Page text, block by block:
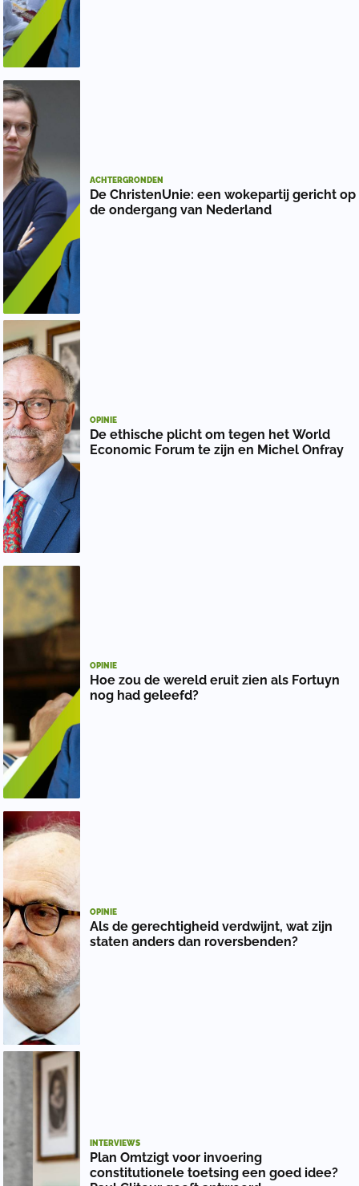
ACHTERGRONDEN
De ChristenUnie: een wokepartij gericht op
de ondergang van Nederland
OPINIE
De ethische plicht om tegen het World
Economic Forum te zijn en Michel Onfray
OPINIE
Hoe zou de wereld eruit zien als Fortuyn
nog had geleefd?
OPINIE
Als de gerechtigheid verdwijnt, wat zijn
staten anders dan roversbenden?
INTERVIEWS
Plan Omtzigt voor invoering
constitutionele toetsing een goed idee?